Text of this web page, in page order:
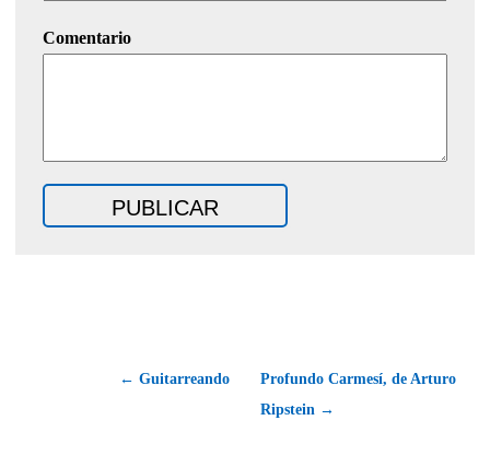
Comentario
← Guitarreando
Profundo Carmesí, de Arturo
Ripstein →